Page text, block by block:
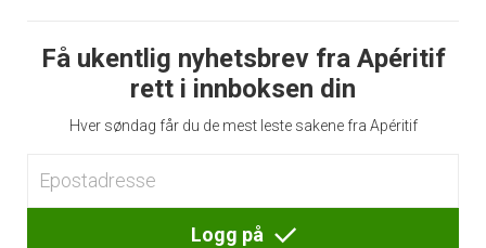
Få ukentlig nyhetsbrev fra Apéritif
rett i innboksen din
Hver søndag får du de mest leste sakene fra Apéritif
Logg på